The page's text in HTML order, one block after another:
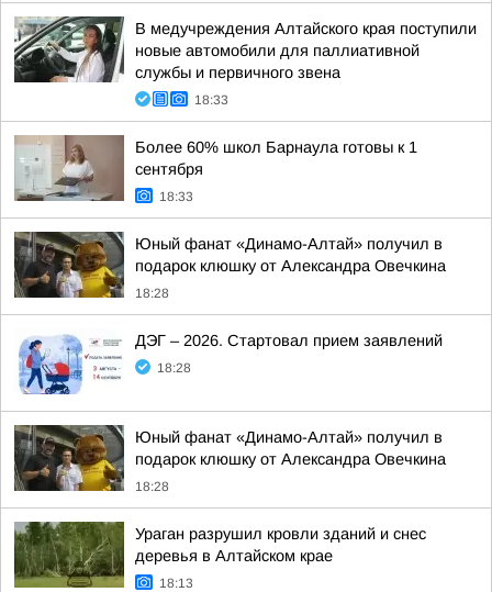
В медучреждения Алтайского края поступили
новые автомобили для паллиативной
службы и первичного звена
18:33
Более 60% школ Барнаула готовы к 1
сентября
18:33
Юный фанат «Динамо-Алтай» получил в
подарок клюшку от Александра Овечкина
18:28
ДЭГ – 2026. Стартовал прием заявлений
18:28
Юный фанат «Динамо-Алтай» получил в
подарок клюшку от Александра Овечкина
18:28
Ураган разрушил кровли зданий и снес
деревья в Алтайском крае
18:13